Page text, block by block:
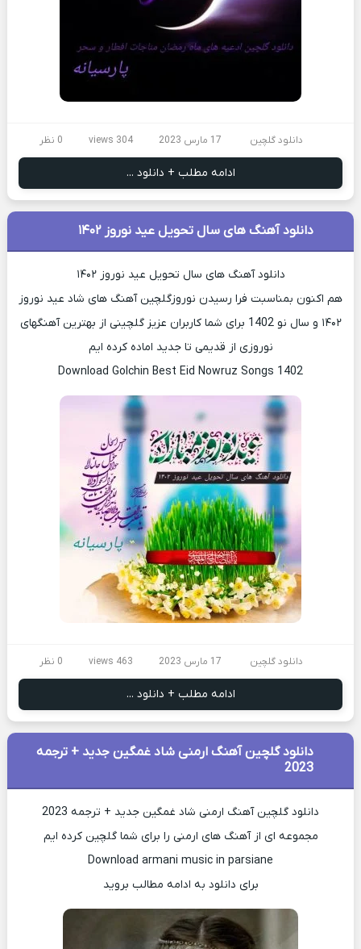
دانلود گلچین 17 مارس 2023 304 views 0 نظر
ادامه مطلب + دانلود ...
دانلود آهنگ های سال تحویل عید نوروز ۱۴۰۲
دانلود آهنگ های سال تحویل عید نوروز ۱۴۰۲
هم اکنون بمناسبت فرا رسیدن نوروزگلچین آهنگ های شاد عید نوروز
۱۴۰۲ و سال نو 1402 برای شما کاربران عزیز گلچینی از بهترین آهنگهای
نوروزی از قدیمی تا جدید اماده کرده ایم
Download Golchin Best Eid Nowruz Songs 1402
دانلود گلچین 17 مارس 2023 463 views 0 نظر
ادامه مطلب + دانلود ...
دانلود گلچین آهنگ ارمنی شاد غمگین جدید + ترجمه
2023
دانلود گلچین آهنگ ارمنی شاد غمگین جدید + ترجمه 2023
مجموعه ای از آهنگ های ارمنی را برای شما گلچین کرده ایم
Download armani music in parsiane
برای دانلود به ادامه مطالب بروید